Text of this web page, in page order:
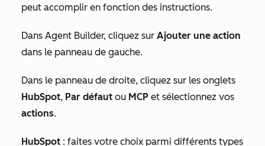
peut accomplir en fonction des instructions.
Dans Agent Builder, cliquez sur Ajouter une action
dans le panneau de gauche.
Dans le panneau de droite, cliquez sur les onglets
HubSpot, Par défaut ou MCP et sélectionnez vos
actions.
HubSpot : faites votre choix parmi différents types